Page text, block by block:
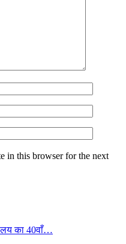
in this browser for the next
का 40वाँ…